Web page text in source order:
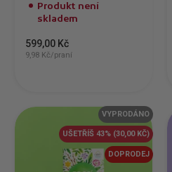
Produkt není
skladem
599,00 Kč
9,98 Kč/praní
VYPRODÁNO
UŠETŘÍŠ 43% (30,00 KČ)
DOPRODEJ